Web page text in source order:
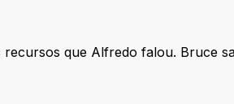
que Alfredo falou. Bruce